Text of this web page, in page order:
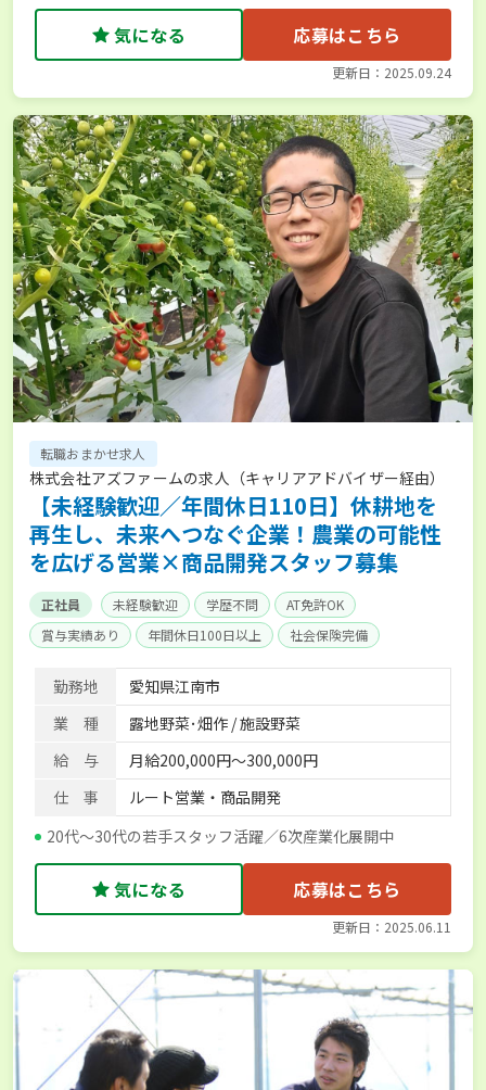
気になる 応募はこちら
更新日：2025.09.24
転職おまかせ求人
株式会社アズファームの求人（キャリアアドバイザー経由）
【未経験歓迎／年間休日110日】休耕地を
再生し、未来へつなぐ企業！農業の可能性
を広げる営業×商品開発スタッフ募集
正社員 未経験歓迎 学歴不問
AT免許OK
賞与実績あり
年間休日100日以上 社会保険完備
勤務地
愛知県江南市
業 種
露地野菜･畑作 / 施設野菜
給 与
月給200,000円～300,000円
仕 事
ルート営業・商品開発
20代～30代の若手スタッフ活躍／6次産業化展開中
気になる 応募はこちら
更新日：2025.06.11